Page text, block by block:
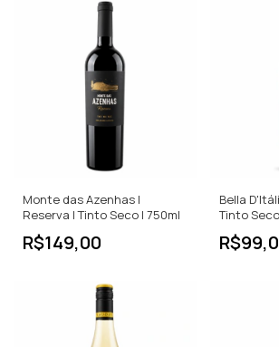
Monte das Azenhas |
Reserva | Tinto Seco | 750ml
R$149,00
Bella
Tinto